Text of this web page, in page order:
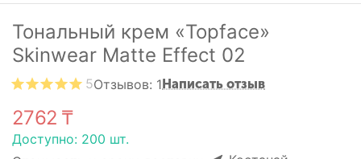
Тональный крем «Topface»
Skinwear Matte Effect 02
5Отзывов: 1Написать отзыв
2762 ₸
Доступно: 200 шт.